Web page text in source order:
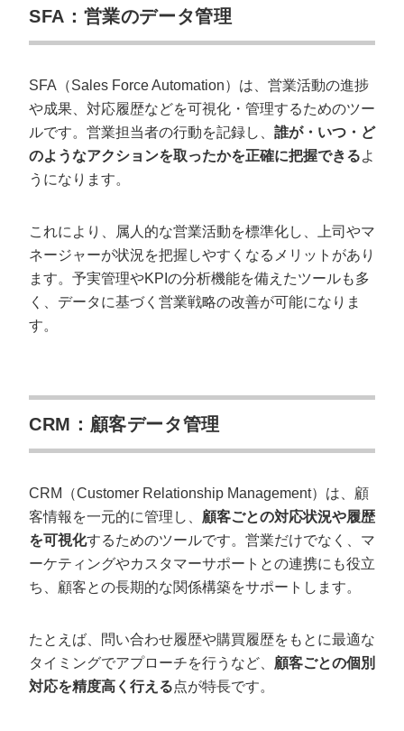
SFA：営業のデータ管理
SFA（Sales Force Automation）は、営業活動の進捗
や成果、対応履歴などを可視化・管理するためのツー
ルです。営業担当者の行動を記録し、 誰が・いつ・ど
のようなアクションを取ったかを正確に把握できるよ
うになります。
これにより、属人的な営業活動を標準化し、上司やマ
ネージャーが状況を把握しやすくなるメリットがあり
ます。予実管理やKPIの分析機能を備えたツールも多
く、データに基づく営業戦略の改善が可能になりま
す。
CRM：顧客データ管理
CRM（Customer Relationship Management）は、顧
客情報を一元的に管理し、 顧客ごとの対応状況や履歴
を可視化するためのツールです。営業だけでなく、マ
ーケティングやカスタマーサポートとの連携にも役立
ち、顧客との長期的な関係構築をサポートします。
たとえば、問い合わせ履歴や購買履歴をもとに最適な
タイミングでアプローチを行うなど、 顧客ごとの個別
対応を精度高く行える点が特長です。